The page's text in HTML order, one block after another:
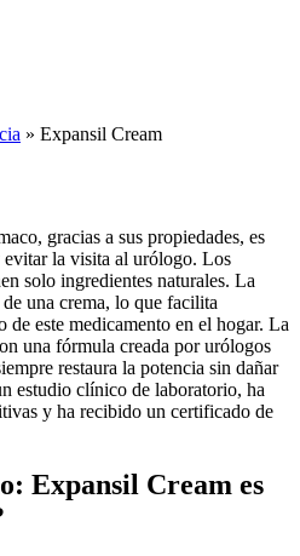
» Expansil Cream
gracias a sus propiedades, es
la visita al urólogo. Los
solo ingredientes naturales. La
una crema, lo que facilita
de este medicamento en el hogar. La
una fórmula creada por urólogos
restaura la potencia sin dañar
estudio clínico de laboratorio, ha
y ha recibido un certificado de
Expansil Cream es